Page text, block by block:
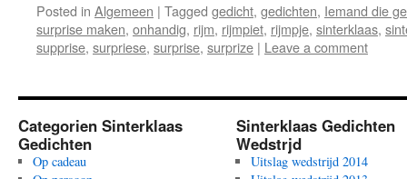
Posted in Algemeen | Tagged gedicht, gedichten, Iemand die
surprise maken, onhandig, rijm, rijmpiet, rijmpje, sinterklaas,
supprise, surpriese, surprise, surprize | Leave a comment
Categorien Sinterklaas
Gedichten
Op cadeau
Sinterklaas Gedichten
Wedstrjd
Uitslag wedstrijd 2014